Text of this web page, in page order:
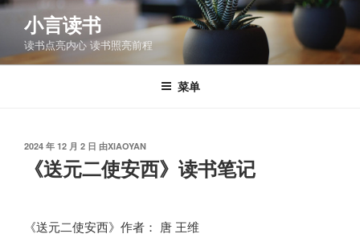
跳
容
小言读书
读书点亮内心 读书照亮前程
菜单
发
2024 年 12 月 2 日 由XIAOYAN
《送元二使安西》读书笔记
《送元二使安西》作者： 唐 王维